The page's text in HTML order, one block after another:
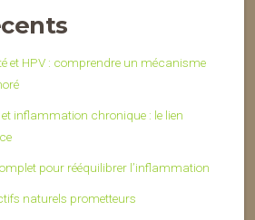
et HPV : comprendre un mécanisme
inflammation chronique : le lien
pour rééquilibrer l’inflammation
naturels prometteurs